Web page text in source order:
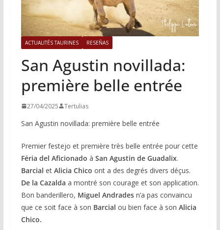
ACTUALITÉS TAURINES RESEÑAS
San Agustin novillada:
première belle entrée
27/04/2025 Tertulias
San Agustin novillada: première belle entrée
Premier festejo et première très belle entrée pour cette
Féria del Aficionado à San Agustin de Guadalix.
Barcial et Alicia Chico ont a des degrés divers déçus.
De la Cazalda a montré son courage et son application.
Bon banderillero, Miguel Andradesn’a pas convaincu
que ce soit face à son Barcial ou bien face à son Alicia
Chico.